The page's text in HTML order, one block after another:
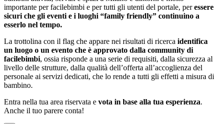
importante per facilebimbi e per tutti gli utenti del portale, peressere
sicuri che gli eventi e i luoghi “family friendly” continuino a
esserlo nel tempo.
La trottolina con il flag che appare nei risultati di ricerca identifica
un luogo o un evento che è approvato dalla community di
facilebimbi, ossia risponde a una serie di requisiti, dalla sicurezza al
livello delle strutture, dalla qualità dell’offerta all’accoglienza del
personale ai servizi dedicati, che lo rende a tutti gli effetti a misura di
bambino.
Entra nella tua area riservata e vota in base alla tua esperienza.
Anche il tuo parere conta!